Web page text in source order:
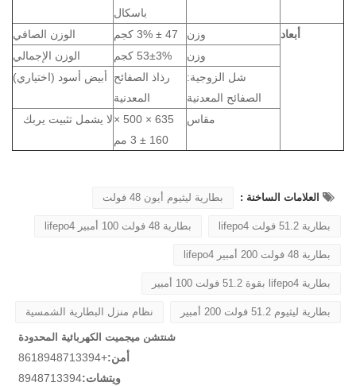
باسكال
أبعاد
وزن 47 ± 3% كجم
الوزن الصافي
وزن
53±3% كجم
الوزن الإجمالي
شل الزوجية:
الصفائح المعدنية
رذاذ الصفائح
المعدنية
أبيض أسود (اختياري)
مقاس
635 × 500 ×
160 ± 3 مم
لا يشمل تثبيت يربك
العلامات الساخنة : بطارية ليثيوم أيون 48 فولت
بطارية 51.2 فولت lifepo4 بطارية 48 فولت 100 أمبير lifepo4
بطارية 48 فولت 200 أمبير lifepo4
بطارية lifepo4 بقوة 51.2 فولت 100 أمبير
بطارية ليثيوم 51.2 فولت 200 أمبير نظام منزل البطارية الشمسية
شنتشن ميجميت الكهربائية المحدودة
أمن:+8618948713394
ويتشات:8948713394